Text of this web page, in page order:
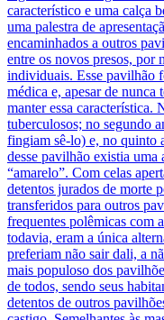
característico e uma calça
uma palestra de
encaminhados a outros
entre os novos presos, por
individuais. Esse pavilhão
médica e, apesar de
manter essa característica.
tuberculosos; no segundo
fingiam sê-lo) e, no quinto
desse pavilhão existia uma
“amarelo”. Com celas
detentos jurados de morte
transferidos para outros
frequentes polêmicas com
todavia, eram a única
preferiam não sair dali, a
mais populoso dos
de todos, sendo seus
detentos de outros